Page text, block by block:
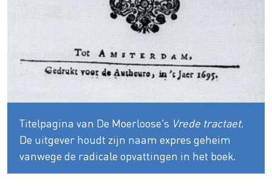
Titelpagina van De Moerloose’s Vrede tractaet.
De uitgever houdt zijn naam expres geheim
vanwege de radicale opvattingen in het boek.